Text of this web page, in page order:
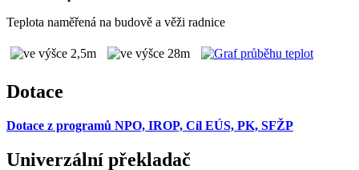
Teplota naměřená na budově a věži radnice
Dotace
Dotace z programů NPO, IROP, Cíl EÚS, PK, SFŽP
Univerzální překladač